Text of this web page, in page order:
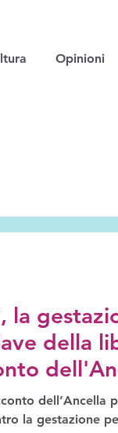
Opinioni
la
della
dell’Ancella
la gestazione